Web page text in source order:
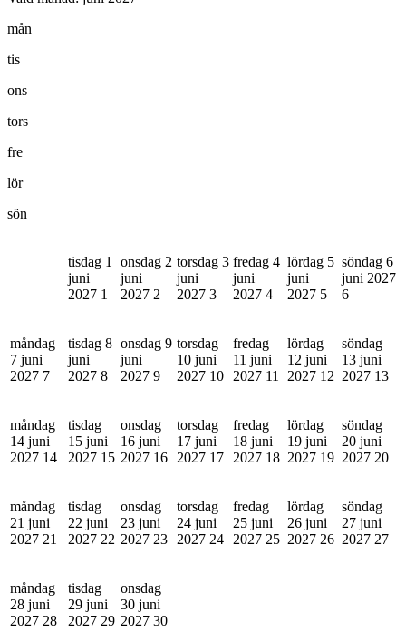
mån
tis
ons
tors
fre
lör
sön
tisdag 1
juni
2027 1
onsdag 2
juni
2027 2
torsdag 3
juni
2027 3
fredag 4
juni
2027 4
lördag 5
juni
2027 5
söndag 6
juni 2027
6
måndag
7 juni
2027 7
tisdag 8
juni
2027 8
onsdag 9
juni
2027 9
torsdag
10 juni
2027 10
fredag
11 juni
2027 11
lördag
12 juni
2027 12
söndag
13 juni
2027 13
måndag
14 juni
2027 14
tisdag
15 juni
2027 15
onsdag
16 juni
2027 16
torsdag
17 juni
2027 17
fredag
18 juni
2027 18
lördag
19 juni
2027 19
söndag
20 juni
2027 20
måndag
21 juni
2027 21
tisdag
22 juni
2027 22
onsdag
23 juni
2027 23
torsdag
24 juni
2027 24
fredag
25 juni
2027 25
lördag
26 juni
2027 26
söndag
27 juni
2027 27
måndag
28 juni
2027 28
tisdag
29 juni
2027 29
onsdag
30 juni
2027 30